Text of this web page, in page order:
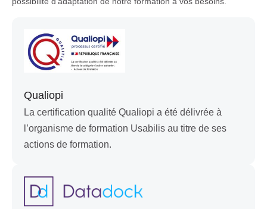
Qualiopi
La certification qualité Qualiopi a été délivrée à
l’organisme de formation Usabilis au titre de ses
actions de formation.